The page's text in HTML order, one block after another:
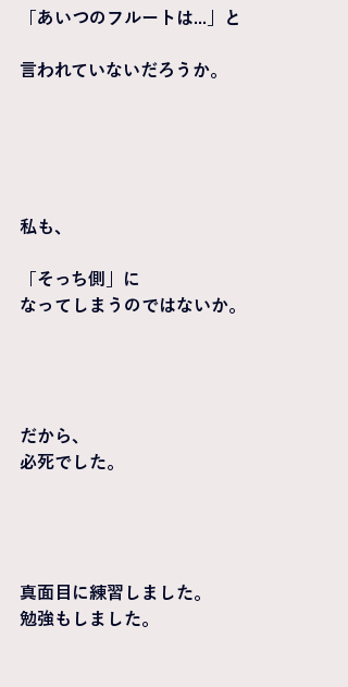
「あいつのフルートは...」と
言われていないだろうか。
私も、
「そっち側」に
なってしまうのではないか。
だから、
必死でした。
真面目に練習しました。
勉強もしました。